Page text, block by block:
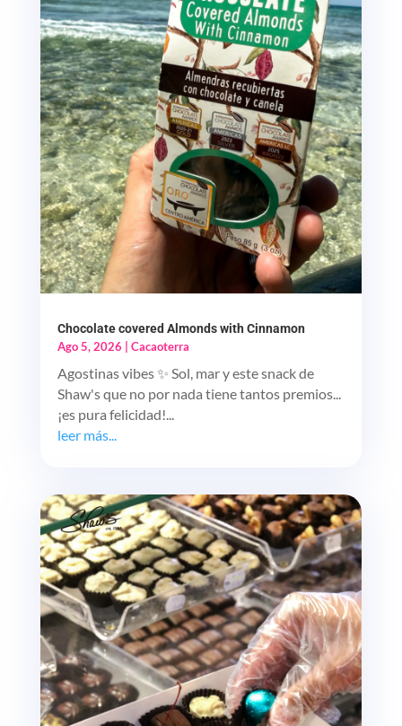
Chocolate covered Almonds with Cinnamon
Ago 5, 2026
Cacaoterra
Agostinas vibes ✨ Sol, mar y este snack de
Shaw's que no por nada tiene tantos premios...
¡es pura felicidad!...
leer más...